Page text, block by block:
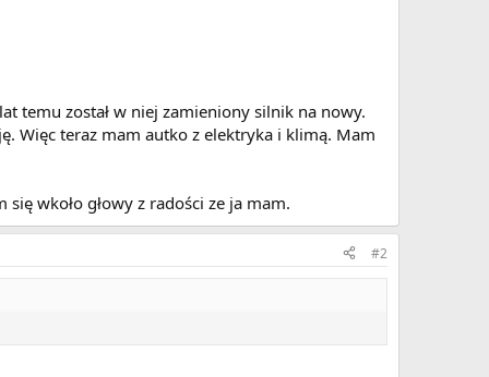
temu został w niej zamieniony silnik na nowy.
Więc teraz mam autko z elektryka i klimą. Mam
wkoło głowy z radości ze ja mam.
#2